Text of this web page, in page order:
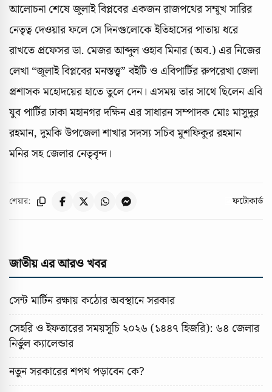
আলোচনা শেষে জুলাই বিপ্লবের একজন রাজপথের সম্মুখ সারির
নেতৃত্ব দেওয়ার ফলে সে দিনগুলোকে ইতিহাসের পাতায় ধরে
রাখতে প্রফেসর ডা. মেজর আব্দুল ওহাব মিনার (অব.) এর নিজের
লেখা “জুলাই বিপ্লবের মনস্তত্ত্ব” বইটি ও এবিপার্টির রুপরেখা জেলা
প্রশাসক মহোদয়ের হাতে তুলে দেন। এসময় তার সাথে ছিলেন এবি
যুব পার্টির ঢাকা মহানগর দক্ষিন এর সাধারন সম্পাদক মোঃ মাসুদুর
রহমান, দুমকি উপজেলা শাখার সদস্য সচিব মুশফিকুর রহমান
মনির সহ জেলার নেতৃবৃন্দ।
শেয়ার: ফটোকার্ড
জাতীয় এর আরও খবর
সেন্ট মার্টিন রক্ষায় কঠোর অবস্থানে সরকার
সেহরি ও ইফতারের সময়সূচি ২০২৬ (১৪৪৭ হিজরি): ৬৪ জেলার
নির্ভুল ক্যালেন্ডার
নতুন সরকারের শপথ পড়াবেন কে?